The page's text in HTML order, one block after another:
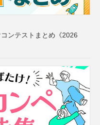
ンテストまとめ《2026